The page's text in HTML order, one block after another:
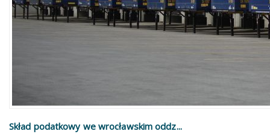
Skład podatkowy we wrocławskim oddz...